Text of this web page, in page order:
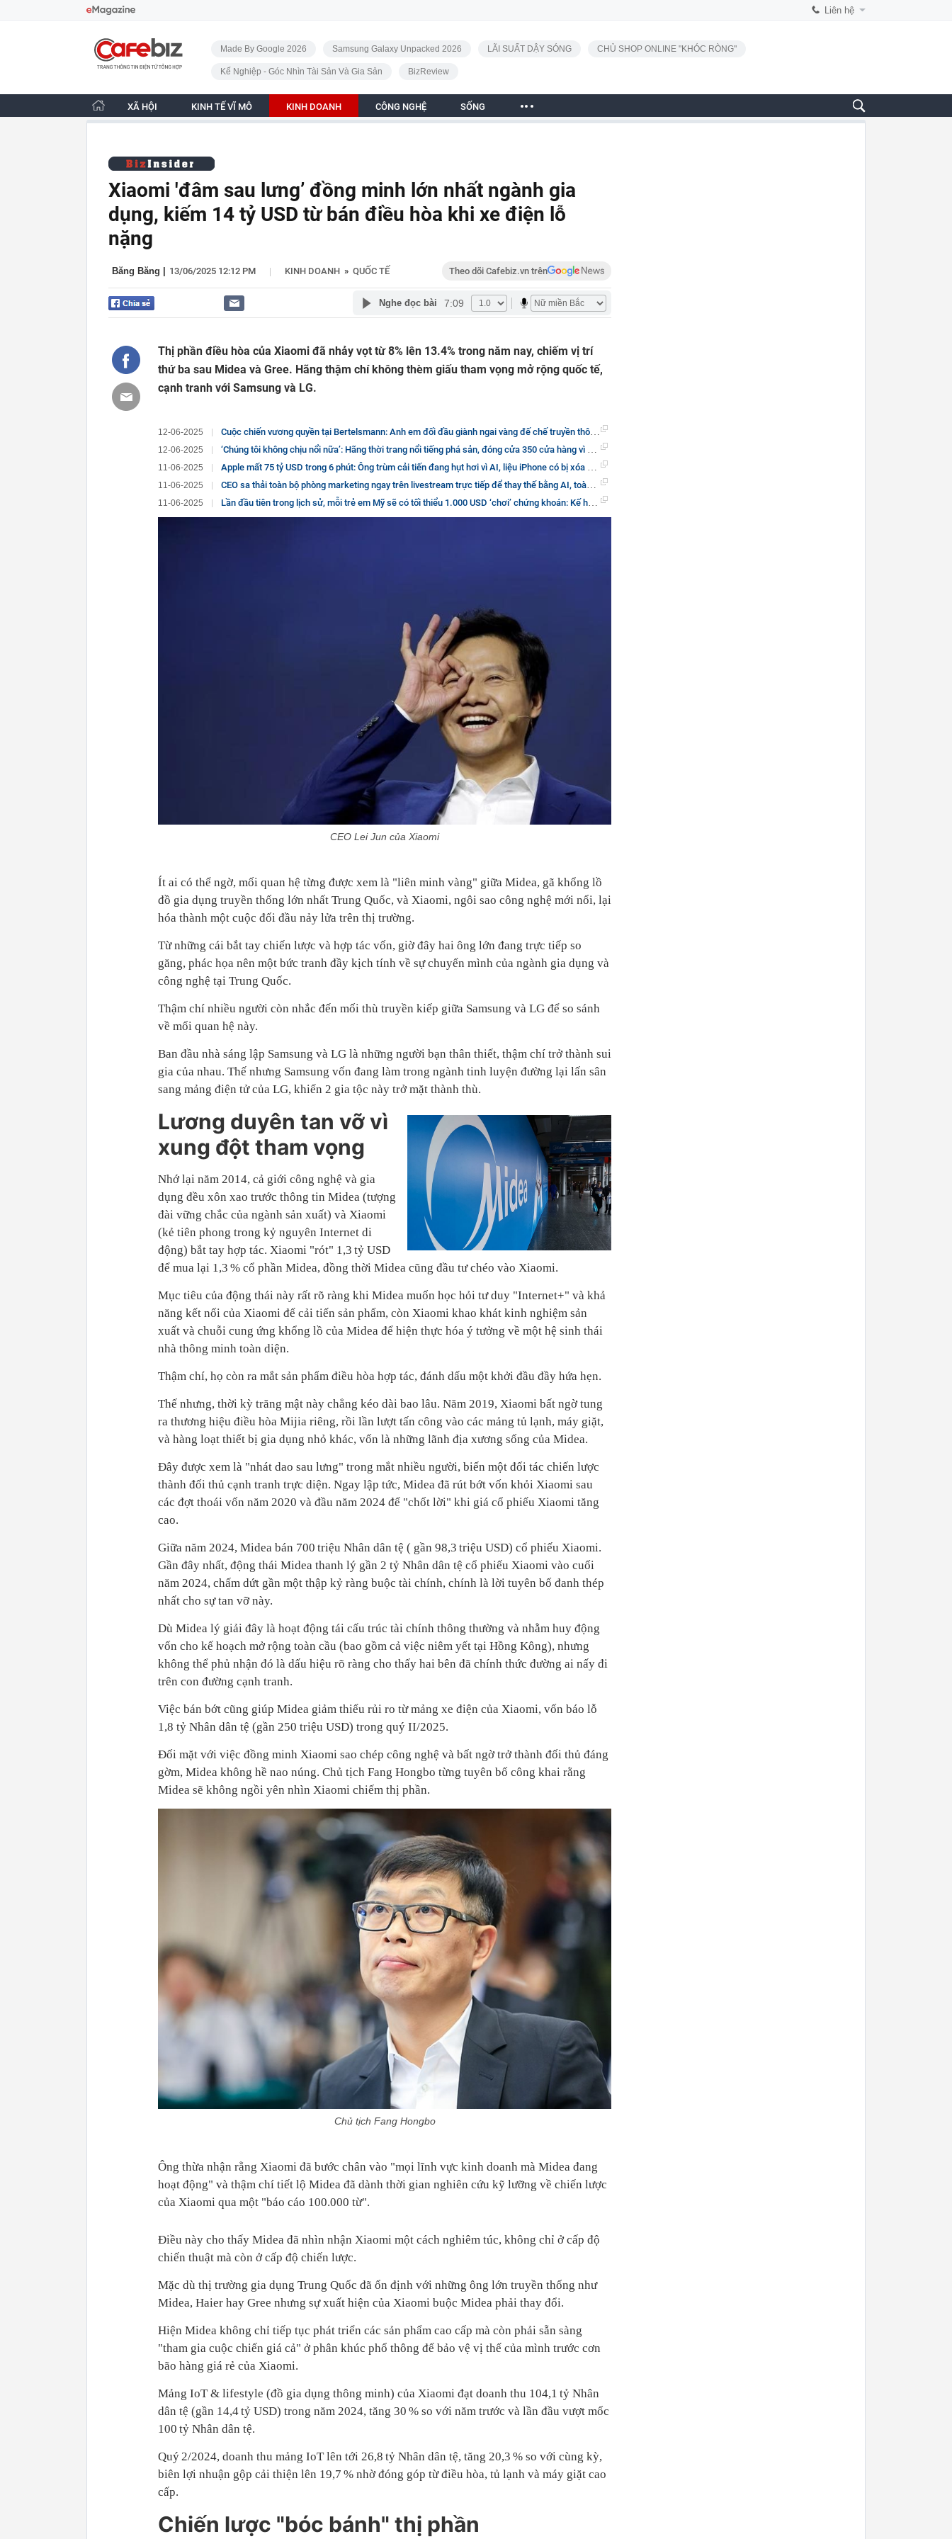
Liên hệ
CafeBiz - Trang chủ
Made By Google 2026 Samsung Galaxy Unpacked 2026 LÃI SUẤT DẬY SÓNG CHỦ SHOP ONLINE "KHÓC RÒNG"
Kế Nghiệp - Góc Nhìn Tài Sản Và Gia Sản BizReview
XÃ HỘI KINH TẾ VĨ MÔ KINH DOANH CÔNG NGHỆ SỐNG
Xiaomi 'đâm sau lưng’ đồng minh lớn nhất ngành gia
dụng, kiếm 14 tỷ USD từ bán điều hòa khi xe điện lỗ
nặng
Băng Băng 13/06/2025 12:12 PM | KINH DOANH » QUỐC TẾ Theo dõi Cafebiz.vn trên
Nghe đọc bài 7:09
Thị phần điều hòa của Xiaomi đã nhảy vọt từ 8% lên 13.4% trong năm nay, chiếm vị trí
thứ ba sau Midea và Gree. Hãng thậm chí không thèm giấu tham vọng mở rộng quốc tế,
cạnh tranh với Samsung và LG.
12-06-2025 Cuộc chiến vương quyền tại Bertelsmann: Anh em đối đầu giành ngai vàng đế chế truyền thông 190 năm tuổi lớn nhất Châu Âu, quyền quyết định thuộc về một góa phụ
12-06-2025 ‘Chúng tôi không chịu nổi nữa’: Hãng thời trang nổi tiếng phá sản, đóng cửa 350 cửa hàng vì kinh tế khó khăn, sa thải 43.000 lao động khi toàn ngành bán lẻ lao đao
11-06-2025 Apple mất 75 tỷ USD trong 6 phút: Ông trùm cải tiến đang hụt hơi vì AI, liệu iPhone có bị xóa sổ khi bị chê là thiếu tính đột phá, không đủ sức hút để mua mới?
11-06-2025 CEO sa thải toàn bộ phòng marketing ngay trên livestream trực tiếp để thay thế bằng AI, toàn bộ mạng xã hội Trung Quốc dậy sóng
11-06-2025 Lần đầu tiên trong lịch sử, mỗi trẻ em Mỹ sẽ có tối thiểu 1.000 USD ‘chơi’ chứng khoán: Kế hoạch đầu tư 14,4 tỷ USD từ bé nhằm tích lũy tài sản cho công dân trước khi ra trường
CEO Lei Jun của Xiaomi
Ít ai có thể ngờ, mối quan hệ từng được xem là "liên minh vàng" giữa Midea, gã khổng lồ
đồ gia dụng truyền thống lớn nhất Trung Quốc, và Xiaomi, ngôi sao công nghệ mới nổi, lại
hóa thành một cuộc đối đầu nảy lửa trên thị trường.
Từ những cái bắt tay chiến lược và hợp tác vốn, giờ đây hai ông lớn đang trực tiếp so
găng, phác họa nên một bức tranh đầy kịch tính về sự chuyển mình của ngành gia dụng và
công nghệ tại Trung Quốc.
Thậm chí nhiều người còn nhắc đến mối thù truyền kiếp giữa Samsung và LG để so sánh
về mối quan hệ này.
Ban đầu nhà sáng lập Samsung và LG là những người bạn thân thiết, thậm chí trở thành sui
gia của nhau. Thế nhưng Samsung vốn đang làm trong ngành tinh luyện đường lại lấn sân
sang mảng điện tử của LG, khiến 2 gia tộc này trở mặt thành thù.
Lương duyên tan vỡ vì
xung đột tham vọng
Nhớ lại năm 2014, cả giới công nghệ và gia
dụng đều xôn xao trước thông tin Midea (tượng
đài vững chắc của ngành sản xuất) và Xiaomi
(kẻ tiên phong trong kỷ nguyên Internet di
động) bắt tay hợp tác. Xiaomi "rót" 1,3 tỷ USD
để mua lại 1,3 % cổ phần Midea, đồng thời Midea cũng đầu tư chéo vào Xiaomi.
Mục tiêu của động thái này rất rõ ràng khi Midea muốn học hỏi tư duy "Internet+" và khả
năng kết nối của Xiaomi để cải tiến sản phẩm, còn Xiaomi khao khát kinh nghiệm sản
xuất và chuỗi cung ứng khổng lồ của Midea để hiện thực hóa ý tưởng về một hệ sinh thái
nhà thông minh toàn diện.
Thậm chí, họ còn ra mắt sản phẩm điều hòa hợp tác, đánh dấu một khởi đầu đầy hứa hẹn.
Thế nhưng, thời kỳ trăng mật này chẳng kéo dài bao lâu. Năm 2019, Xiaomi bất ngờ tung
ra thương hiệu điều hòa Mijia riêng, rồi lần lượt tấn công vào các mảng tủ lạnh, máy giặt,
và hàng loạt thiết bị gia dụng nhỏ khác, vốn là những lãnh địa xương sống của Midea.
Đây được xem là "nhát dao sau lưng" trong mắt nhiều người, biến một đối tác chiến lược
thành đối thủ cạnh tranh trực diện. Ngay lập tức, Midea đã rút bớt vốn khỏi Xiaomi sau
các đợt thoái vốn năm 2020 và đầu năm 2024 để "chốt lời" khi giá cổ phiếu Xiaomi tăng
cao.
Giữa năm 2024, Midea bán 700 triệu Nhân dân tệ ( gần 98,3 triệu USD) cổ phiếu Xiaomi.
Gần đây nhất, động thái Midea thanh lý gần 2 tỷ Nhân dân tệ cổ phiếu Xiaomi vào cuối
năm 2024, chấm dứt gần một thập kỷ ràng buộc tài chính, chính là lời tuyên bố đanh thép
nhất cho sự tan vỡ này.
Dù Midea lý giải đây là hoạt động tái cấu trúc tài chính thông thường và nhằm huy động
vốn cho kế hoạch mở rộng toàn cầu (bao gồm cả việc niêm yết tại Hồng Kông), nhưng
không thể phủ nhận đó là dấu hiệu rõ ràng cho thấy hai bên đã chính thức đường ai nấy đi
trên con đường cạnh tranh.
Việc bán bớt cũng giúp Midea giảm thiểu rủi ro từ mảng xe điện của Xiaomi, vốn báo lỗ
1,8 tỷ Nhân dân tệ (gần 250 triệu USD) trong quý II/2025.
Đối mặt với việc đồng minh Xiaomi sao chép công nghệ và bất ngờ trở thành đối thủ đáng
gờm, Midea không hề nao núng. Chủ tịch Fang Hongbo từng tuyên bố công khai rằng
Midea sẽ không ngồi yên nhìn Xiaomi chiếm thị phần.
Chủ tịch Fang Hongbo
Ông thừa nhận rằng Xiaomi đã bước chân vào "mọi lĩnh vực kinh doanh mà Midea đang
hoạt động" và thậm chí tiết lộ Midea đã dành thời gian nghiên cứu kỹ lưỡng về chiến lược
của Xiaomi qua một "báo cáo 100.000 từ".
Điều này cho thấy Midea đã nhìn nhận Xiaomi một cách nghiêm túc, không chỉ ở cấp độ
chiến thuật mà còn ở cấp độ chiến lược.
Mặc dù thị trường gia dụng Trung Quốc đã ổn định với những ông lớn truyền thống như
Midea, Haier hay Gree nhưng sự xuất hiện của Xiaomi buộc Midea phải thay đổi.
Hiện Midea không chỉ tiếp tục phát triển các sản phẩm cao cấp mà còn phải sẵn sàng
"tham gia cuộc chiến giá cả" ở phân khúc phổ thông để bảo vệ vị thế của mình trước cơn
bão hàng giá rẻ của Xiaomi.
Mảng IoT & lifestyle (đồ gia dụng thông minh) của Xiaomi đạt doanh thu 104,1 tỷ Nhân
dân tệ (gần 14,4 tỷ USD) trong năm 2024, tăng 30 % so với năm trước và lần đầu vượt mốc
100 tỷ Nhân dân tệ.
Quý 2/2024, doanh thu mảng IoT lên tới 26,8 tỷ Nhân dân tệ, tăng 20,3 % so với cùng kỳ,
biên lợi nhuận gộp cải thiện lên 19,7 % nhờ đóng góp từ điều hòa, tủ lạnh và máy giặt cao
cấp.
Chiến lược "bóc bánh" thị phần